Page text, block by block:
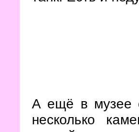
А ещё в музее
несколько